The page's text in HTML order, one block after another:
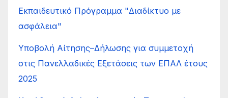
Εκπαιδευτικό Πρόγραμμα "Διαδίκτυο με
ασφάλεια"
Υποβολή Αίτησης–Δήλωσης για συμμετοχή
στις Πανελλαδικές Εξετάσεις των ΕΠΑΛ έτους
2025